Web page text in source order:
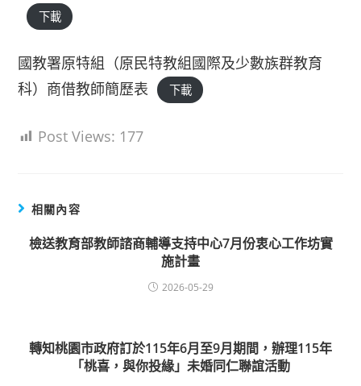
下載
國教署原特組（原民特教組國際及少數族群教育
科）商借教師簡歷表
下載
Post Views: 177
相關內容
檢送教育部教師諮商輔導支持中心7月份衷心工作坊實
施計畫
2026-05-29
轉知桃園市政府訂於115年6月至9月期間，辦理115年
「桃喜，與你投緣」未婚同仁聯誼活動